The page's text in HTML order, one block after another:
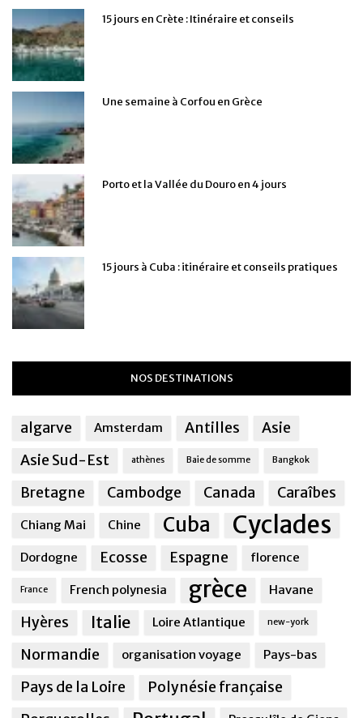
15 jours en Crète : Itinéraire et conseils
Une semaine à Corfou en Grèce
Porto et la Vallée du Douro en 4 jours
15 jours à Cuba : itinéraire et conseils pratiques
NOS DESTINATIONS
algarve Amsterdam Antilles
Asie
Asie Sud-Est
athènes Baie de somme Bangkok
Bretagne Cambodge Canada Caraîbes
Chiang Mai Chine Cuba Cyclades
Dordogne Ecosse Espagne florence
France French polynesia grèce Havane
Hyères Italie Loire Atlantique new-york
Normandie organisation voyage Pays-bas
Pays de la Loire
Polynésie française